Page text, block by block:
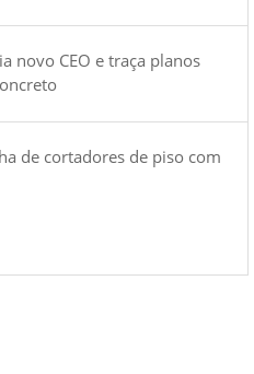
novo CEO e traça planos
de cortadores de piso com